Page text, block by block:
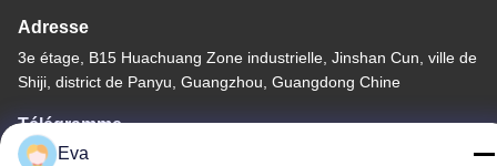
Adresse
3e étage, B15 Huachuang Zone industrielle, Jinshan Cun, ville de
Shiji, district de Panyu, Guangzhou, Guangdong Chine
Télégramme
86-020-3156-0583
Eva